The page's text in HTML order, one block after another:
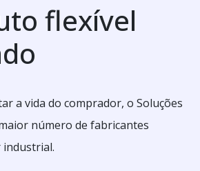
flexível
a vida do comprador, o Soluções
número de fabricantes